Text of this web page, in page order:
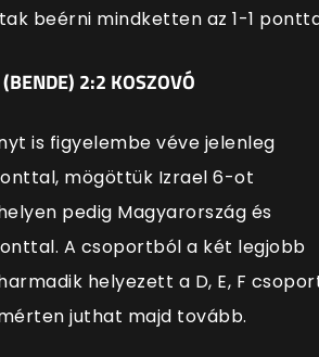
beérni mindketten az 1-1
2:2 KOSZOVÓ
is figyelembe véve jelenleg
mögöttük Izrael 6-ot
pedig Magyarország és
A csoportból a két legjobb
helyezett a D, E, F
juthat majd tovább.